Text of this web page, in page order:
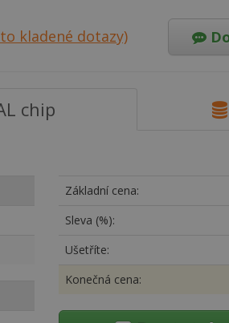
kladené dotazy)
chip
Základní cena:
Sleva (%):
Ušetříte:
Konečná cena: